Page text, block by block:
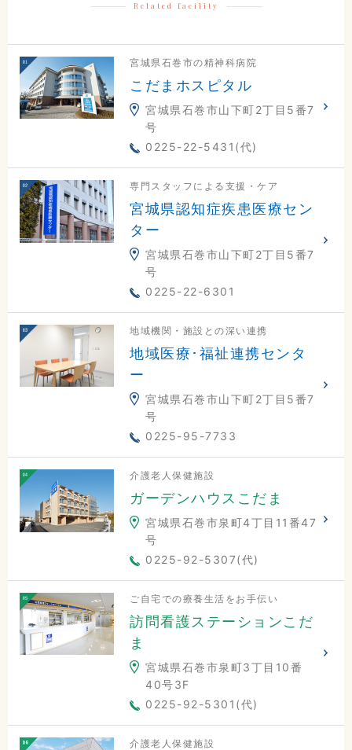
地図 電話 お問合せ
Related facility
宮城県石巻市の精神科病院
こだまホスピタル
宮城県石巻市山下町2丁目5番7
号
0225-22-5431(代)
専門スタッフによる支援・ケア
宮城県認知症疾患医療セン
ター
宮城県石巻市山下町2丁目5番7
号
0225-22-6301
地域機関・施設との深い連携
地域医療･福祉連携センタ
ー
宮城県石巻市山下町2丁目5番7
号
0225-95-7733
介護老人保健施設
ガーデンハウスこだま
宮城県石巻市泉町4丁目11番47
号
0225-92-5307(代)
ご自宅での療養生活をお手伝い
訪問看護ステーションこだ
ま
宮城県石巻市泉町3丁目10番
40号3F
0225-92-5301(代)
介護老人保健施設